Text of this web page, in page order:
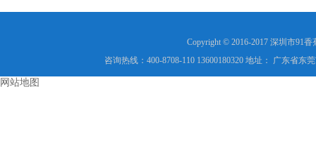
Copyright © 2016-2017 深圳市91
咨询热线：400-8708-110 13600180320 地址： 广东省东
网站地图